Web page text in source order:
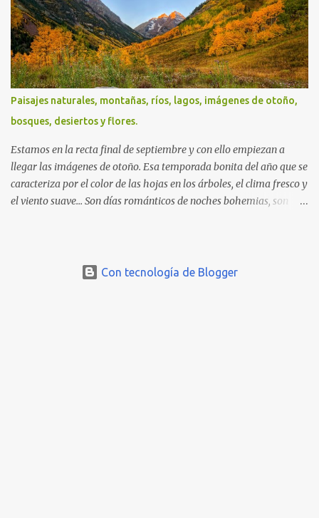
agradecimiento a través de la distancia. -José Luis
Paisajes naturales, montañas, ríos, lagos, imágenes de otoño,
bosques, desiertos y flores.
Estamos en la recta final de septiembre y con ello empiezan a
llegar las imágenes de otoño. Esa temporada bonita del año que se
caracteriza por el color de las hojas en los árboles, el clima fresco y
el viento suave... Son días románticos de noches bohemias, son
Con tecnología de Blogger